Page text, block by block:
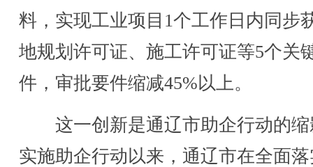
料，实现工业项目1个工作日内同步
地规划许可证、施工许可证等5个关
件，审批要件缩减45%以上。
这一创新是通辽市助企行动的缩
实施助企行动以来，通辽市在全面